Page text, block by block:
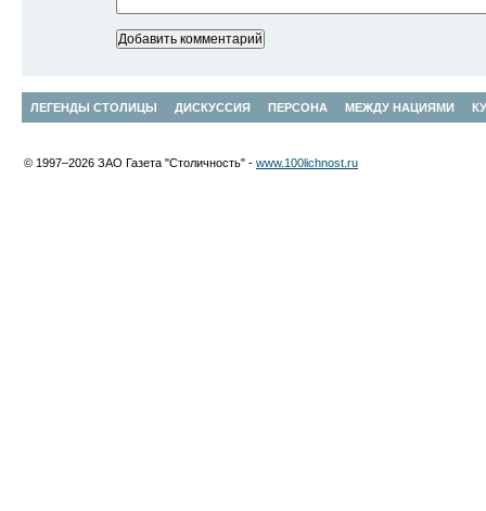
ЛЕГЕНДЫ СТОЛИЦЫ ДИСКУССИЯ ПЕРСОНА МЕЖДУ НАЦИЯМИ
© 1997–2026 ЗАО Газета "Столичность" - www.100lichnost.ru